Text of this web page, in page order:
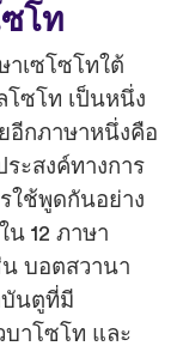
โท
เซโซโทใต้
โซโท เป็นหนึ่ง
อีกภาษาหนึ่งคือ
ะสงค์ทางการ
ใช้พูดกันอย่าง
น 12 ภาษา
น บอตสวานา
บันตูที่มี
าโซโท และ